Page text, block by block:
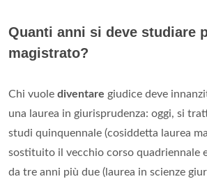
Quanti anni si deve studiare
magistrato?
Chi vuole diventare giudice deve
una laurea in giurisprudenza: oggi, si
studi quinquennale (cosiddetta laurea
sostituito il vecchio corso quadriennale
da tre anni più due (laurea in scienze